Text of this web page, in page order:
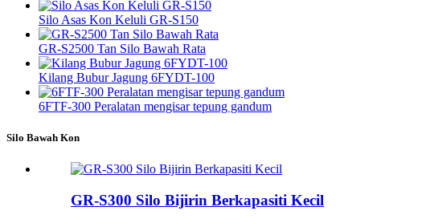
Silo Asas Kon Keluli GR-S150
GR-S2500 Tan Silo Bawah Rata
Kilang Bubur Jagung 6FYDT-100
6FTF-300 Peralatan mengisar tepung gandum
Silo Bawah Kon
GR-S300 Silo Bijirin Berkapasiti Kecil